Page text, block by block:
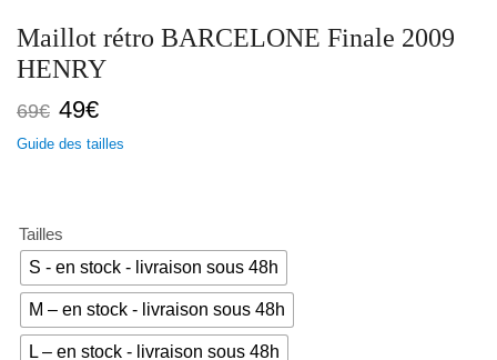
Maillot rétro BARCELONE Finale 2009
HENRY
69€ Le
initial
49€Le
actuel
Guide des tailles
Tailles
S - en stock - livraison sous 48h
M – en stock - livraison sous 48h
L – en stock - livraison sous 48h